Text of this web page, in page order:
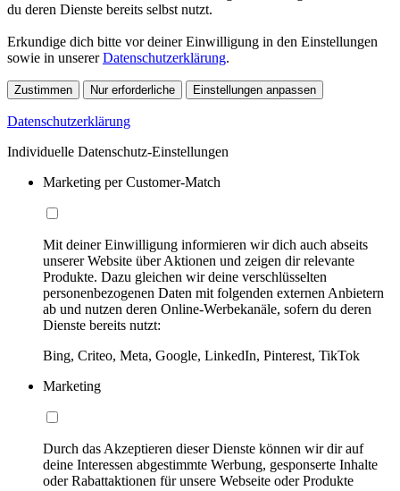
du deren Dienste bereits selbst nutzt.
Erkundige dich bitte vor deiner Einwilligung in den Einstellungen
sowie in unsererDatenschutzerklärung.
Zustimmen Nur erforderliche Einstellungen anpassen
Datenschutzerklärung
Individuelle Datenschutz-Einstellungen
Marketing per Customer-Match
Mit deiner Einwilligung informieren wir dich auch abseits
unserer Website über Aktionen und zeigen dir relevante
Produkte. Dazu gleichen wir deine verschlüsselten
personenbezogenen Daten mit folgenden externen Anbietern
ab und nutzen deren Online-Werbekanäle, sofern du deren
Dienste bereits nutzt:
Bing, Criteo, Meta, Google, LinkedIn, Pinterest, TikTok
Marketing
Durch das Akzeptieren dieser Dienste können wir dir auf
deine Interessen abgestimmte Werbung, gesponserte Inhalte
oder Rabattaktionen für unsere Webseite oder Produkte